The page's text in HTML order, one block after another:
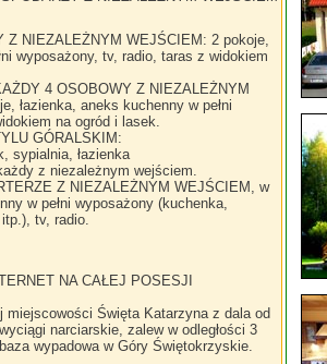
Z NIEZALEŻNYM WEJŚCIEM: 2 pokoje,
wyposażony, tv, radio, taras z widokiem
4 OSOBOWY Z NIEZALEŻNYM
łazienka, aneks kuchenny w pełni
na ogród i lasek.
GÓRALSKIM:
sypialnia, łazienka
z niezależnym wejściem.
Z NIEZALEŻNYM WEJŚCIEM, w
w pełni wyposażony (kuchenka,
tv, radio.
NA CAŁEJ POSESJI
miejscowości Święta Katarzyna z dala od
narciarskie, zalew w odległości 3
wypadowa w Góry Świętokrzyskie.